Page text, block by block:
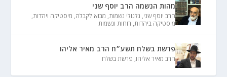
מהות הנשמה הרב יוסף שני
הרב יוסף שני, גלגולי נשמות, מבוא לקבלה, מיסטיקה ויהדות,
מיסטיקה ביהדות, רוחות ונשמות
פרשת בשלח תשע״ח הרב מאיר אליהו
הרב מאיר אליהו, פרשת בשלח